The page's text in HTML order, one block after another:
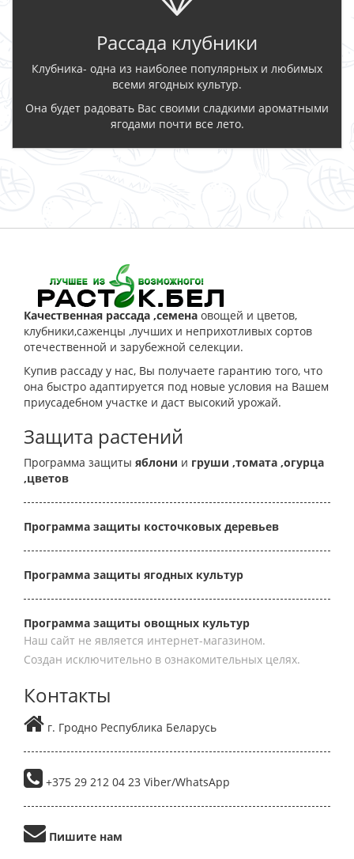
Рассада клубники
Клубника- одна из наиболее популярных и любимых
всеми ягодных культур.
Она будет радовать Вас своими сладкими ароматными
ягодами почти все лето.
Качественная рассада ,семена овощей и цветов,
клубники,саженцы ,лучших и неприхотливых сортов
отечественной и зарубежной селекции.
Купив рассаду у нас, Вы получаете гарантию того, что
она быстро адаптируется под новые условия на Вашем
приусадебном участке и даст высокий урожай.
Защита растений
Программа защиты яблони и груши ,томата ,огурца
,цветов
Программа защиты косточковых деревьев
Программа защиты ягодных культур
Программа защиты овощных культур
Наш сайт не является интернет-магазином.
Создан исключительно в ознакомительных целях.
Контакты
г. Гродно Республика Беларусь
+375 29 212 04 23 Viber/WhatsApp
Пишите нам